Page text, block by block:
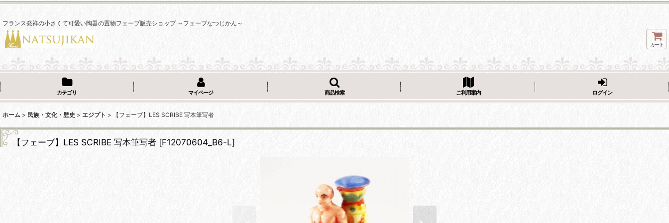
フランス発祥の小さくて可愛い陶器の置物フェーブ販売ショップ ～フェーブなつじかん～
カート
カテゴリ マイページ 商品検索 ご利用案内 ログイン
ホーム > 民族・文化・歴史 > エジプト > 【フェーブ】LES SCRIBE 写本筆写者
【フェーブ】LES SCRIBE 写本筆写者 [F12070604_B6-L]